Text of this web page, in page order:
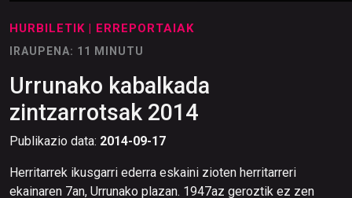
HURBILETIK | ERREPORTAIAK
IRAUPENA: 11 MINUTU
Urrunako kabalkada
zintzarrotsak 2014
Publikazio data: 2014-09-17
Herritarrek ikusgarri ederra eskaini zioten herritarreri
ekainaren 7an, Urrunako plazan. 1947az geroztik ez zen